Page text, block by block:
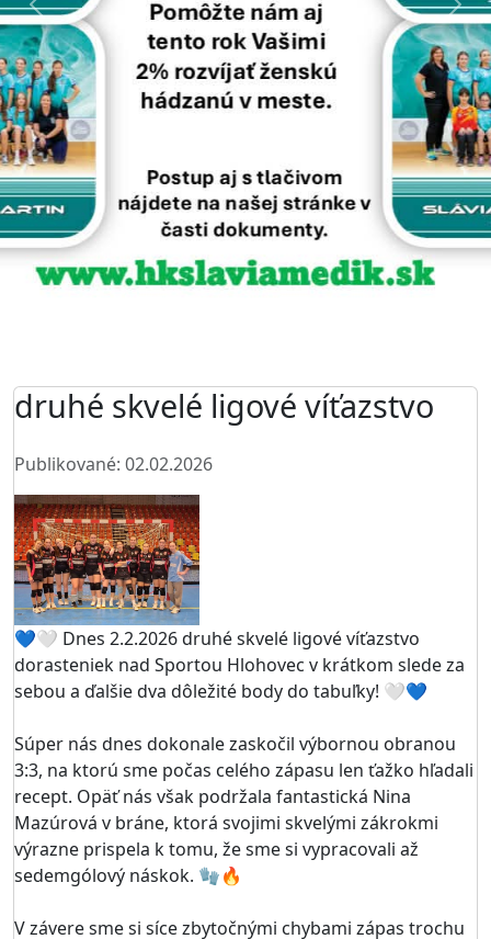
Predchádzajúci
druhé skvelé ligové víťazstvo
Publikované: 02.02.2026
💙🤍 Dnes 2.2.2026 druhé skvelé ligové víťazstvo
dorasteniek nad Sportou Hlohovec v krátkom slede za
sebou a ďalšie dva dôležité body do tabuľky! 🤍💙
Súper nás dnes dokonale zaskočil výbornou obranou
3:3, na ktorú sme počas celého zápasu len ťažko hľadali
recept. Opäť nás však podržala fantastická Nina
Mazúrová v bráne, ktorá svojimi skvelými zákrokmi
výrazne prispela k tomu, že sme si vypracovali až
sedemgólový náskok. 🧤🔥
V závere sme si síce zbytočnými chybami zápas trochu